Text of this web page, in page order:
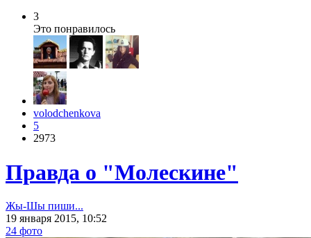
3
Это понравилось
volodchenkova
5
2973
Правда о "Молескине"
Жы-Шы пиши...
19 января 2015, 10:52
24 фото